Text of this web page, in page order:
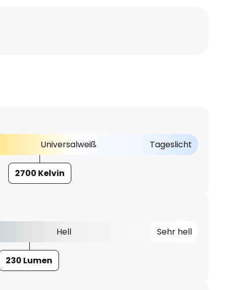
Universalweiß Tageslicht
2700 Kelvin
Hell Sehr hell
230 Lumen